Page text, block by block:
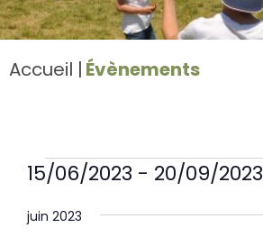
Accueil Évènements
15/06/2023 - 20/09/2023
une
juin 2023